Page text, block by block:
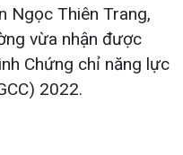
Ngọc Thiên Trang,
vừa nhận được
Chứng chỉ năng lực
2022.